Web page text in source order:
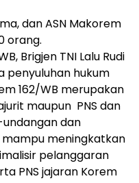
dan ASN Makorem
orang.
Brigjen TNI Lalu Rudi
penyuluhan hukum
162/WB merupakan
maupun PNS dan
dan
meningkatkan
pelanggaran
PNS jajaran Korem